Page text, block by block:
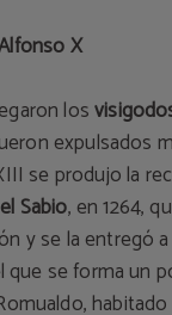
X
los
expulsados
se produjo la
Sabio, en 1264,
y se la entregó a
se forma un